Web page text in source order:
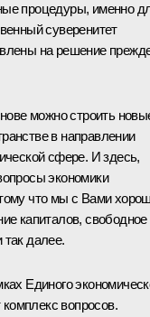
процедуры, именно
суверенитет
на решение
можно строить
в направлении
сфере. И здесь,
экономики
что мы с Вами
капиталов, свободное
далее.
Единого
комплекс вопросов.